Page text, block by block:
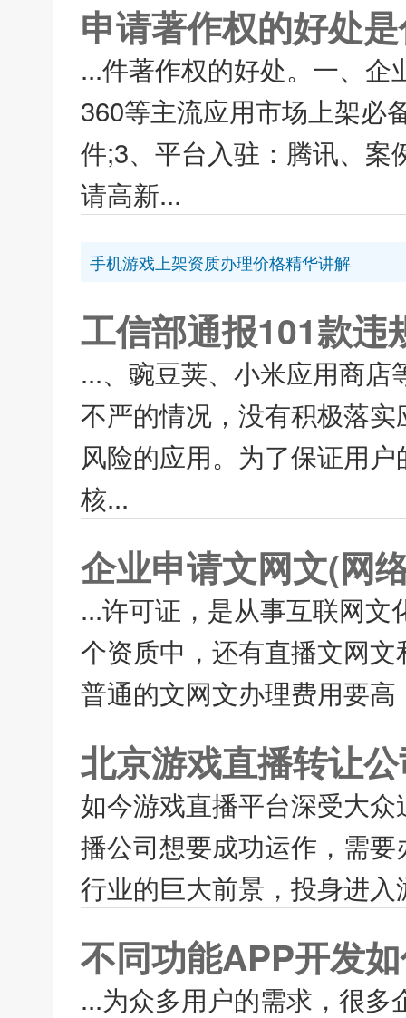
申请著作权的好处
...件著作权的好处。一、
360等主流应用市场上架必
件;3、平台入驻：腾讯、案
请高新...
手机游戏上架资质办理价格精华讲解
工信部通报101款违
...、豌豆荚、小米应用商
不严的情况，没有积极落
风险的应用。为了保证用
核...
企业申请文网文(网
...许可证，是从事互联网
个资质中，还有直播文网
普通的文网文办理费用要
北京游戏直播转让
如今游戏直播平台深受大
播公司想要成功运作，需
行业的巨大前景，投身进
不同功能APP开发
...为众多用户的需求，很